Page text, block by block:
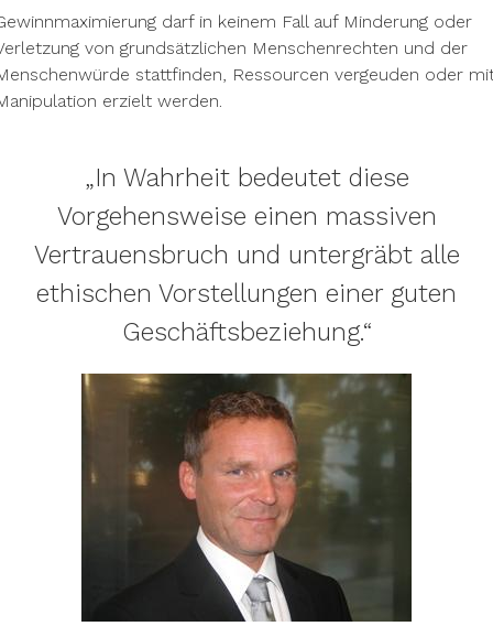
darf in keinem Fall auf Minderung oder
von grundsätzlichen Menschenrechten und der
stattfinden, Ressourcen vergeuden oder
erzielt werden.
„In Wahrheit bedeutet diese
Vorgehensweise einen massiven
Vertrauensbruch und untergräbt alle
ethischen Vorstellungen einer guten
Geschäftsbeziehung.“